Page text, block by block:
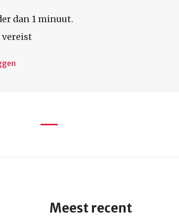
dan 1 minuut.
vereist
Meest recent